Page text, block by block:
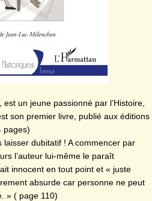
un jeune passionné par l’Histoire,
son premier livre, publié aux éditions
pages)
laisser dubitatif ! A commencer par
l’auteur lui-même le paraît
innocent en tout point et « juste
absurde car personne ne peut
» ( page 110)